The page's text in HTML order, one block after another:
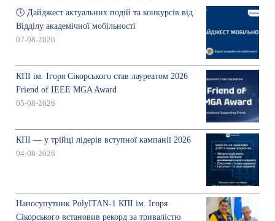
🕔 Дайджест актуальних подій та конкурсів від
Відділу академічної мобільності
07-08-2026
КПІ ім. Ігоря Сікорського став лауреатом 2026
Friend of IEEE MGA Award
05-08-2026
КПІ — у трійці лідерів вступної кампанії 2026
04-08-2026
Наносупутник PolyITAN-1 КПІ ім. Ігоря
Сікорського встановив рекорд за тривалістю